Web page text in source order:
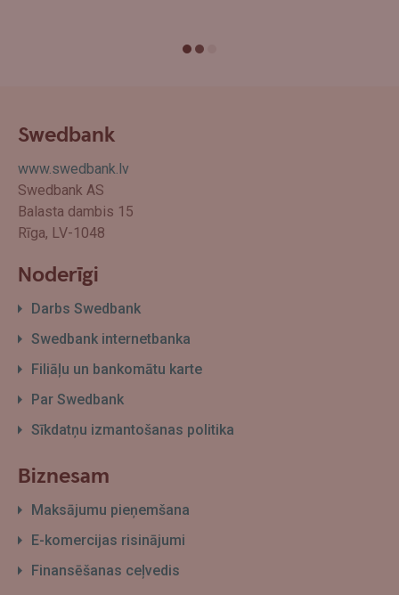
Swedbank
www.swedbank.lv
Swedbank AS
Balasta dambis 15
Rīga, LV-1048
Noderīgi
Darbs Swedbank
Swedbank internetbanka
Filiāļu un bankomātu karte
Par Swedbank
Sīkdatņu izmantošanas politika
Biznesam
Maksājumu pieņemšana
E-komercijas risinājumi
Finansēšanas ceļvedis